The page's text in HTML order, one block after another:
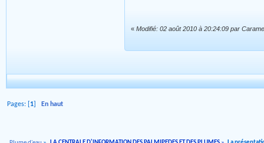
« Modifié: 02 août 2010 à 20:24:09 par
Pages: [ 1 En haut